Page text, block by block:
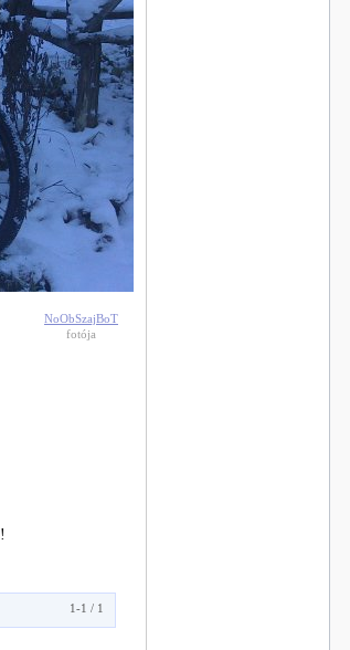
NoObSzajBoT
fotója
!
1-1 / 1